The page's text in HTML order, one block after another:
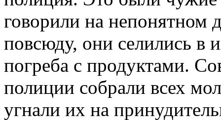
говорили на непонятном
повсюду, они селились в
погреба с продуктами.
полиции собрали всех
угнали их на